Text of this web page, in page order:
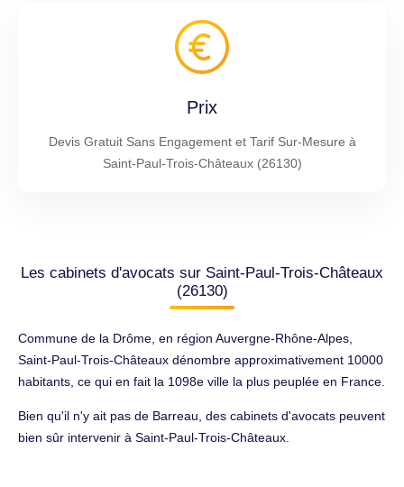
Prix
Devis Gratuit Sans Engagement et Tarif Sur-Mesure à
Saint-Paul-Trois-Châteaux (26130)
Les cabinets d'avocats sur Saint-Paul-Trois-Châteaux
(26130)
Commune de la Drôme, en région Auvergne-Rhône-Alpes,
Saint-Paul-Trois-Châteaux dénombre approximativement 10000
habitants, ce qui en fait la 1098e ville la plus peuplée en France.
Bien qu'il n'y ait pas de Barreau, des cabinets d'avocats peuvent
bien sûr intervenir à Saint-Paul-Trois-Châteaux.